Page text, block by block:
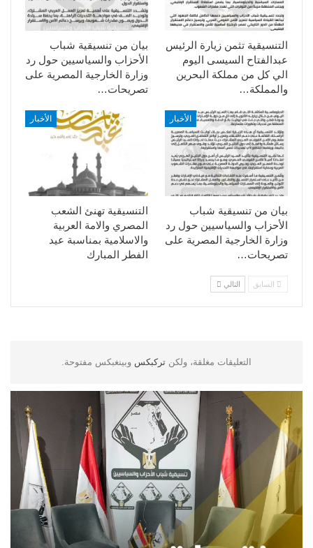
بيان من تنسيقية شباب
الأحزاب والسياسيين حول رد
وزارة الخارجية المصرية على
تصريحات…
التنسيقية تثمن زيارة الرئيس
عبدالفتاح السيسى اليوم
الي كل من مملكة البحرين
والمملكة…
الأخبار
التنسيقية تهنئ الشعب
المصري والامة العربية
والاسلامية بمناسبة عيد
الفطر المبارك
الأخبار
بيان من تنسيقية شباب
الأحزاب والسياسيين حول رد
وزارة الخارجية المصرية على
تصريحات…
السابق التالي
التعليقات مغلقة، ولكن تركبكس وبينغبكس مفتوحة.